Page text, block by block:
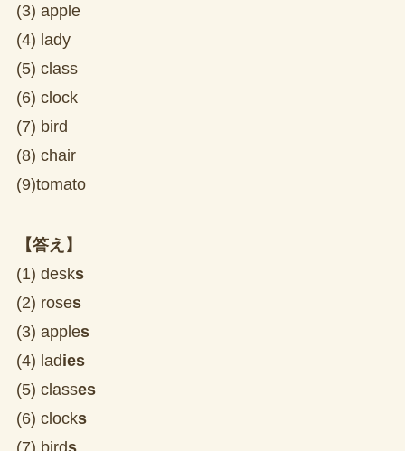
(3) apple
(4) lady
(5) class
(6) clock
(7) bird
(8) chair
(9)tomato
【答え】
(1) desks
(2) roses
(3) apples
(4) ladies
(5) classes
(6) clocks